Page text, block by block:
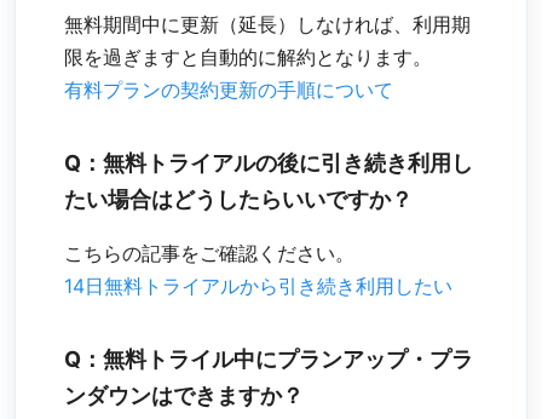
無料期間中に更新（延長）しなければ、利用期
限を過ぎますと自動的に解約となります。
有料プランの契約更新の手順について
Q：無料トライアルの後に引き続き利用し
たい場合はどうしたらいいですか？
こちらの記事をご確認ください。
14日無料トライアルから引き続き利用したい
Q：無料トライル中にプランアップ・プラ
ンダウンはできますか？